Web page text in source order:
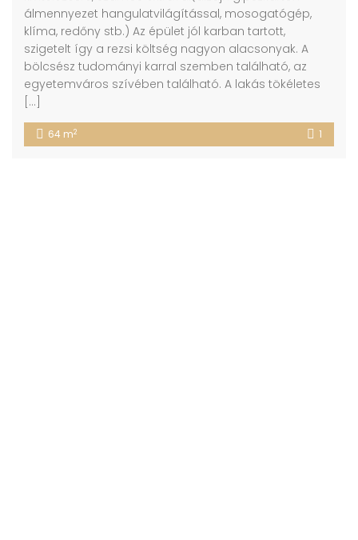
álmennyezet hangulatvilágítással, mosogatógép,
klíma, redőny stb.) Az épület jól karban tartott,
szigetelt így a rezsi költség nagyon alacsonyak. A
bölcsész tudományi karral szemben található, az
egyetemváros szívében található. A lakás tökéletes
[…]
64 m2 1